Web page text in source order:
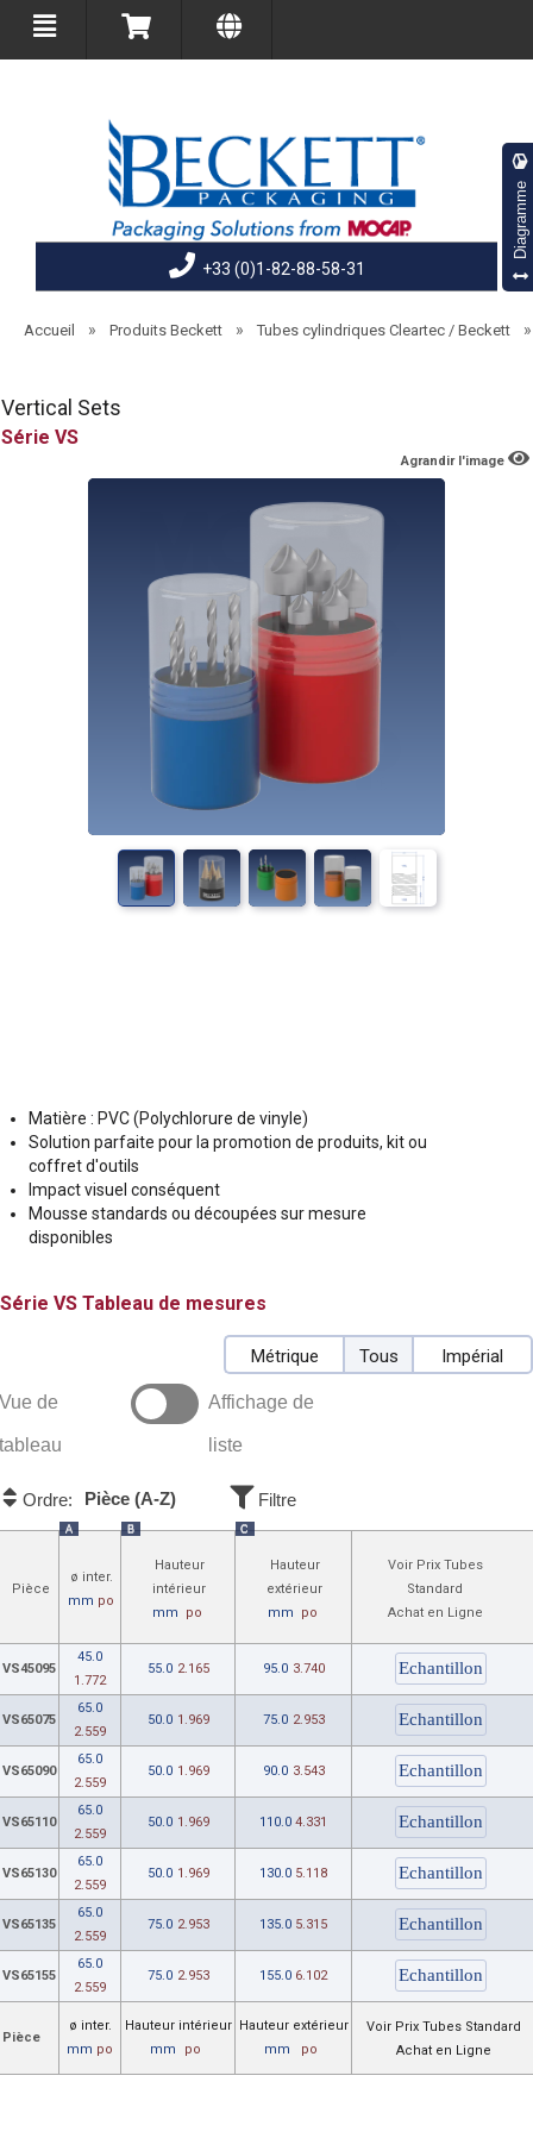
+33 (0)1-82-88-58-31
Accueil » Produits Beckett » Tubes cylindriques Cleartec / Beckett
Vertical Sets
VS
Agrandir l'image
Matière : PVC (Polychlorure de vinyle)
Solution parfaite pour la promotion de produits, kit ou
coffret d'outils
Impact visuel conséquent
Mousse standards ou découpées sur mesure
disponibles
VS Tableau de mesures
Métrique Tous Impérial
Vue de
tableau
Affichage de
liste
Ordre: Pièce (A-Z) Filtre
Pièce
A
ø inter.
mm po
B
Hauteur
intérieur
mm
po
C
Hauteur
extérieur
mm
po
Voir Prix Tubes
Standard
Achat en Ligne
VS45095
45.0
1.772
55.0 2.165 95.0 3.740
VS65075
65.0
2.559
50.0 1.969 75.0 2.953
VS65090
65.0
2.559
50.0 1.969 90.0 3.543
VS65110
65.0
2.559
50.0 1.969 110.0 4.331
VS65130
65.0
2.559
50.0 1.969 130.0 5.118
VS65135
65.0
2.559
75.0 2.953 135.0 5.315
VS65155
65.0
2.559
75.0 2.953 155.0 6.102
Pièce
ø inter.
mm po
Hauteur intérieur
mm
po
Hauteur extérieur
mm
po
Voir Prix Tubes Standard
Achat en Ligne
Diagramme